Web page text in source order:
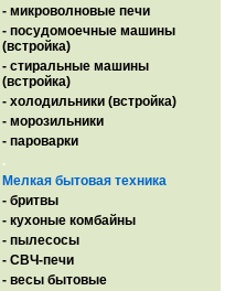
- микроволновые печи
- посудомоечные машины
(встройка)
- стиральные машины
(встройка)
- холодильники (встройка)
- морозильники
- пароварки
.
Мелкая бытовая техника
- бритвы
- кухоные комбайны
- пылесосы
- СВЧ-печи
- весы бытовые